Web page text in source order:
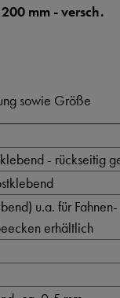
mm - versch.
sowie Größe
- rückseitig
u.a. für
erhältlich